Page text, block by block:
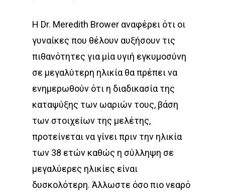
Η Dr. Meredith Brower αναφέρει ότι οι
γυναίκες που θέλουν αυξήσουν τις
πιθανότητες για μία υγιή εγκυμοσύνη
σε μεγαλύτερη ηλικία θα πρέπει να
ενημερωθούν ότι η διαδικασία της
καταψύξης των ωαριών τους, βάση
των στοιχείων της μελέτης,
προτείνεται να γίνει πριν την ηλικία
των 38 ετών καθώς η σύλληψη σε
μεγαλύερες ηλικίες είναι
δυσκολότερη. Άλλωστε όσο πιο νεαρό